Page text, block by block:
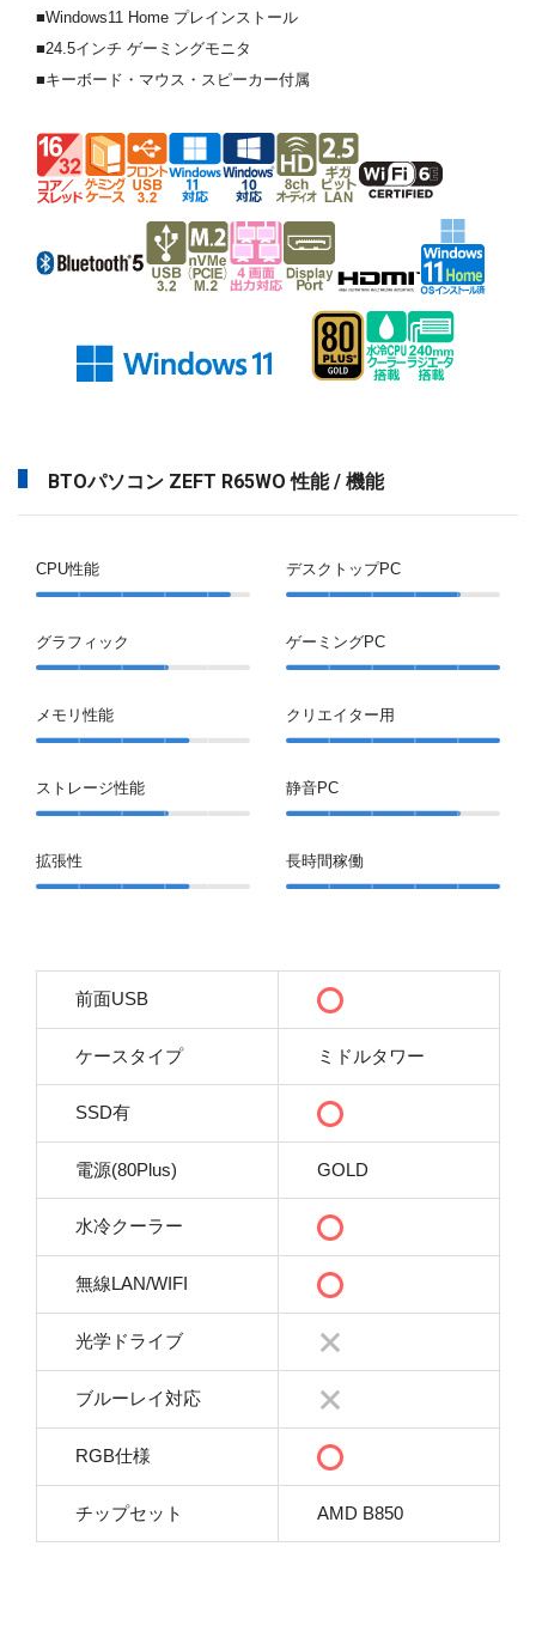
■Windows11 Home プレインストール
■24.5インチ ゲーミングモニタ
■キーボード・マウス・スピーカー付属
BTOパソコン ZEFT R65WO 性能 / 機能
CPU性能
グラフィック
メモリ性能
ストレージ性能
拡張性
デスクトップPC
ゲーミングPC
クリエイター用
静音PC
長時間稼働
前面USB
ケースタイプ ミドルタワー
SSD有
電源(80Plus) GOLD
水冷クーラー
無線LAN/WIFI
光学ドライブ
ブルーレイ対応
RGB仕様
チップセット AMD B850